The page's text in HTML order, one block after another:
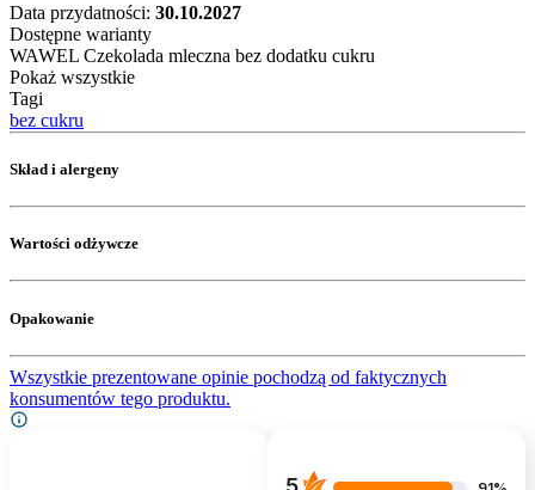
Data przydatności: 30.10.2027
Dostępne warianty
WAWEL Czekolada mleczna bez dodatku cukru
Pokaż wszystkie
Tagi
bez cukru
Skład i alergeny
Wartości odżywcze
Opakowanie
Wszystkie prezentowane opinie pochodzą od faktycznych
konsumentów tego produktu.